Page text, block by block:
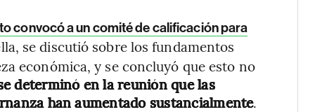
convocó a un comité de calificación para
se discutió sobre los fundamentos
económica, y se concluyó que esto no
determinó en la reunión que las
han aumentado sustancialmente.